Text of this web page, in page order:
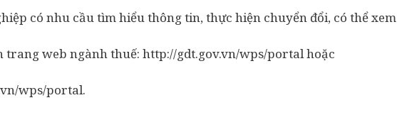
có nhu cầu tìm hiểu thông tin, thực hiện chuyển đổi, có thể xem
web ngành thuế: http://gdt.gov.vn/wps/portal hoặc
wps/portal.